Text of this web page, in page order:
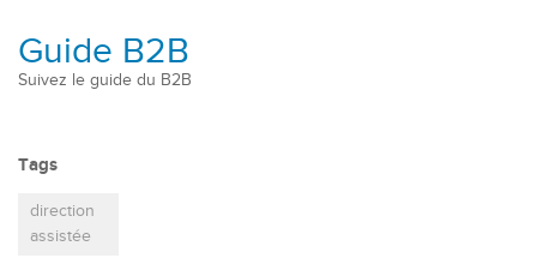
Guide B2B
Suivez le guide du B2B
Tags
direction
assistée